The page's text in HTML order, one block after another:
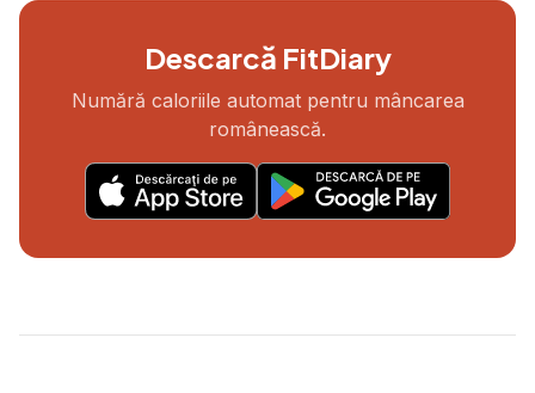
Descarcă FitDiary
Numără caloriile automat pentru mâncarea
românească.